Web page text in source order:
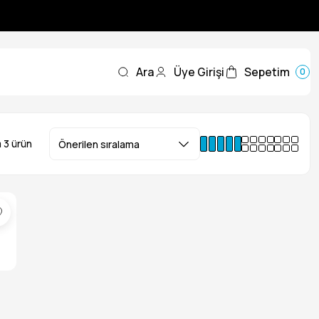
Ara Üye Girişi Sepetim 0
3 ürün